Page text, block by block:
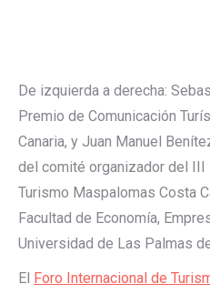
De izquierda a derecha:
Premio de Comunicación
Canaria, y Juan Manuel
del comité organizador del III
Turismo Maspalomas Costa
Facultad de Economía,
Universidad de Las Palmas
El Foro Internacional de